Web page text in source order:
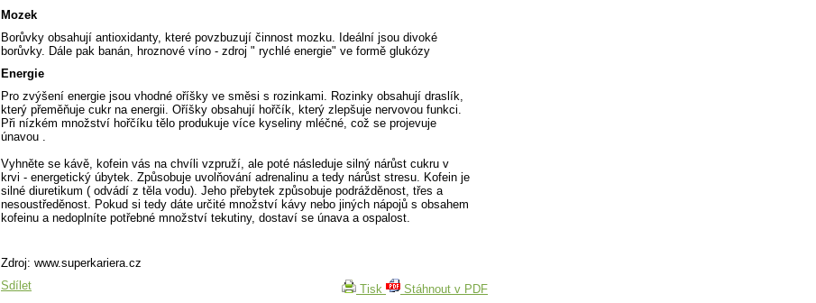
Mozek
Borůvky obsahují antioxidanty, které povzbuzují činnost mozku. Ideální jsou divoké
borůvky. Dále pak banán, hroznové víno - zdroj " rychlé energie" ve formě glukózy
Energie
Pro zvýšení energie jsou vhodné oříšky ve směsi s rozinkami. Rozinky obsahují draslík,
který přeměňuje cukr na energii. Oříšky obsahují hořčík, který zlepšuje nervovou funkci.
Při nízkém množství hořčíku tělo produkuje více kyseliny mléčné, což se projevuje
únavou .
Vyhněte se kávě, kofein vás na chvíli vzpruží, ale poté následuje silný nárůst cukru v
krvi - energetický úbytek. Způsobuje uvolňování adrenalinu a tedy nárůst stresu. Kofein je
silné diuretikum ( odvádí z těla vodu). Jeho přebytek způsobuje podrážděnost, třes a
nesoustředěnost. Pokud si tedy dáte určité množství kávy nebo jiných nápojů s obsahem
kofeinu a nedoplníte potřebné množství tekutiny, dostaví se únava a ospalost.
Zdroj: www.superkariera.cz
Sdílet
Tisk Stáhnout v PDF